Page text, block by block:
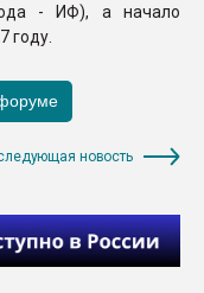
- ИФ), а начало
году.
новость